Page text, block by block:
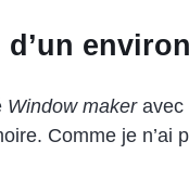
Window makeravec
Comme je